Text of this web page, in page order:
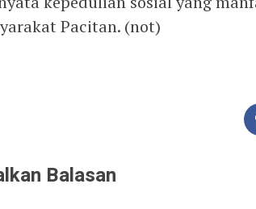
Pacitan. (not)
Balasan